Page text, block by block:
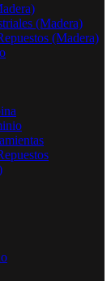
(Madera)
(Madera)